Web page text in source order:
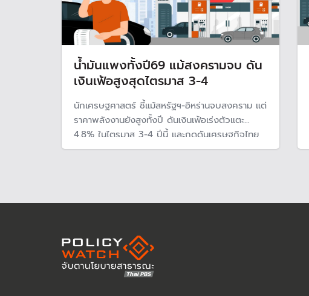
น้ำมันแพงทั้งปี69 แม้สงครามจบ ดัน
เงินเฟ้อสูงสุดไตรมาส 3-4
นักเศรษฐศาสตร์ ชี้แม้สหรัฐฯ-อิหร่านจบสงคราม แต่
ราคาพลังงานยังสูงทั้งปี ดันเงินเฟ้อเร่งตัวแตะ
4.8% ในไตรมาส 3-4 ปีนี้ และกดดันเศรษฐกิจไทย
ชะลอลง สวนทางกับรัฐบาลที่เชื่อว่าเศรษฐกิจจะฟื้น